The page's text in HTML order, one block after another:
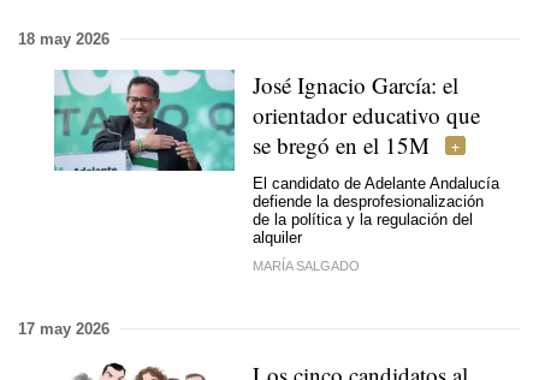
18 may 2026
José Ignacio García: el
orientador educativo que
se bregó en el 15M
El candidato de Adelante Andalucía
defiende la desprofesionalización
de la política y la regulación del
alquiler
MARÍA SALGADO
17 may 2026
Los cinco candidatos al